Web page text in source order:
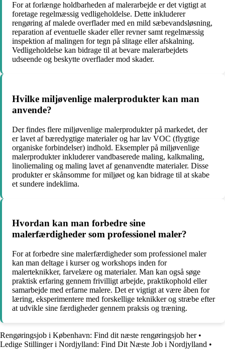
For at forlænge holdbarheden af malerarbejde er det vigtigt at
foretage regelmæssig vedligeholdelse. Dette inkluderer
rengøring af malede overflader med en mild sæbevandsløsning,
reparation af eventuelle skader eller revner samt regelmæssig
inspektion af malingen for tegn på slitage eller afskalning.
Vedligeholdelse kan bidrage til at bevare malerarbejdets
udseende og beskytte overflader mod skader.
Hvilke miljøvenlige malerprodukter kan man
anvende?
Der findes flere miljøvenlige malerprodukter på markedet, der
er lavet af bæredygtige materialer og har lav VOC (flygtige
organiske forbindelser) indhold. Eksempler på miljøvenlige
malerprodukter inkluderer vandbaserede maling, kalkmaling,
linoliemaling og maling lavet af genanvendte materialer. Disse
produkter er skånsomme for miljøet og kan bidrage til at skabe
et sundere indeklima.
Hvordan kan man forbedre sine
malerfærdigheder som professionel maler?
For at forbedre sine malerfærdigheder som professionel maler
kan man deltage i kurser og workshops inden for
malerteknikker, farvelære og materialer. Man kan også søge
praktisk erfaring gennem frivilligt arbejde, praktikophold eller
samarbejde med erfarne malere. Det er vigtigt at være åben for
læring, eksperimentere med forskellige teknikker og stræbe efter
at udvikle sine færdigheder gennem praksis og træning.
Rengøringsjob i København: Find dit næste rengøringsjob her•
Ledige Stillinger i Nordjylland: Find Dit Næste Job i Nordjylland •